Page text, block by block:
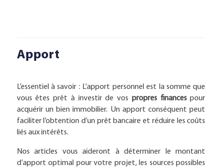
Apport
L’essentiel à savoir : L’apport personnel est la somme que
vous êtes prêt à investir de vos propres financespour
acquérir un bien immobilier. Un apport conséquent peut
faciliter l’obtention d’un prêt bancaire et réduire les coûts
liés aux intérêts.
Nos articles vous aideront à déterminer le montant
d’apport optimal pour votre projet, les sources possibles